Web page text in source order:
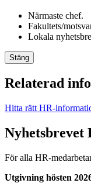
Närmaste chef.
Fakultets/
Lokala
Stäng
Relaterad
Hitta rätt HR-
Nyhetsbrevet
För alla HR-
Utgivning hösten